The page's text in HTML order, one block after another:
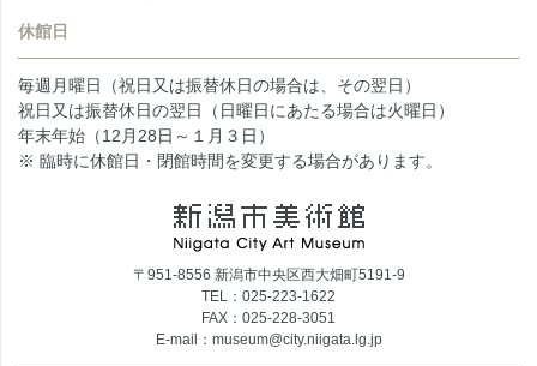
休館日
毎週月曜日（祝日又は振替休日の場合は、その翌日）
祝日又は振替休日の翌日（日曜日にあたる場合は火曜日）
年末年始（12月28日～１月３日）
※ 臨時に休館日・閉館時間を変更する場合があります。
〒951-8556 新潟市中央区西大畑町5191-9
TEL：025-223-1622
FAX：025-228-3051
E-mail：museum@city.niigata.lg.jp